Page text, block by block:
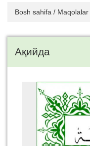
Bosh sahifa / Maqolalar
Ақийда